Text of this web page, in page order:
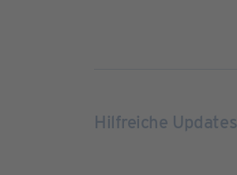
Hilfreiche Updates